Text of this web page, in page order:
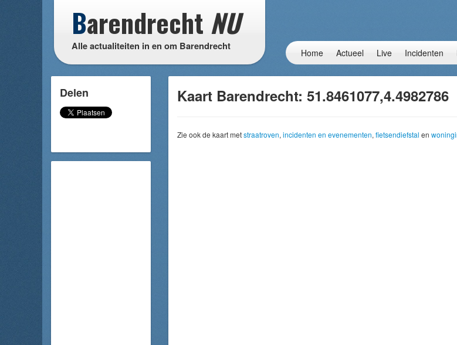
Barendrecht NU
Alle actualiteiten in en om Barendrecht
Home Actueel Live Incidenten
Delen Kaart Barendrecht: 51.8461077,4.4982786
Zie ook de kaart metstraatroven, incidenten en evenementen, fietsendiefstal en